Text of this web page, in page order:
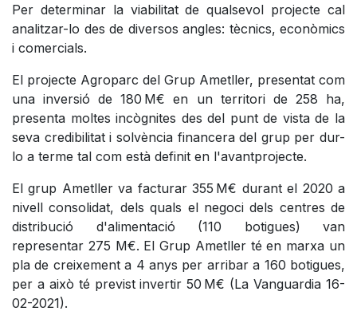
Per determinar la viabilitat de qualsevol projecte cal
analitzar-lo des de diversos angles: tècnics, econòmics
i comercials.
El projecte Agroparc del Grup Ametller, presentat com
una inversió de 180 M€ en un territori de 258 ha,
presenta moltes incògnites des del punt de vista de la
seva credibilitat i solvència financera del grup per dur-
lo a terme tal com està definit en l'avantprojecte.
El grup Ametller va facturar 355 M€ durant el 2020 a
nivell consolidat, dels quals el negoci dels centres de
distribució d'alimentació (110 botigues) van
representar 275 M€. El Grup Ametller té en marxa un
pla de creixement a 4 anys per arribar a 160 botigues,
per a això té previst invertir 50 M€ (La Vanguardia 16-
02-2021).